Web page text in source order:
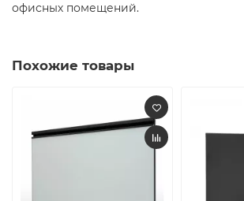
офисных помещений.
Похожие товары